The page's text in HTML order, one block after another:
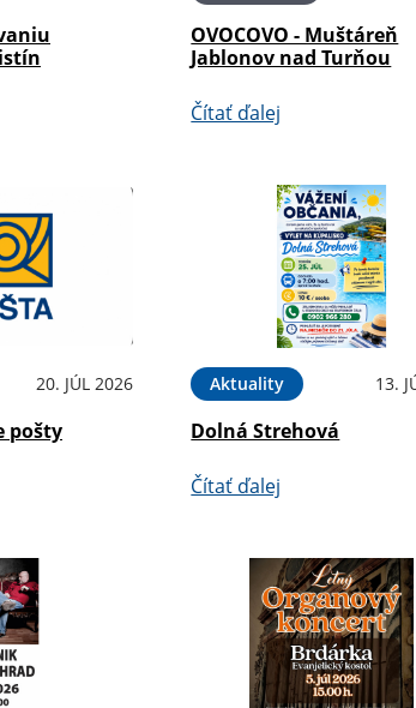
OVOCOVO - Muštáreň
Jablonov nad Turňou
Čítať ďalej
20. JÚL 2026
pošty
Aktuality 13.
Dolná Strehová
Čítať ďalej